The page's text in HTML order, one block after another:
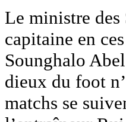
Le ministre des
capitaine en
Sounghalo
dieux du foot
matchs se